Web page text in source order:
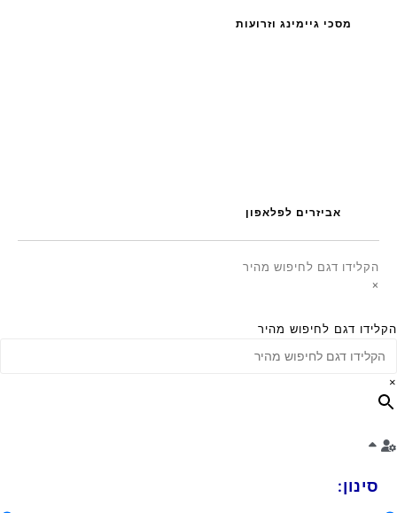
מסכי גיימינג וזרועות
אביזרים לפלאפון
הקלידו דגם לחיפוש מהיר
×
הקלידו דגם לחיפוש מהיר
×
סינון: